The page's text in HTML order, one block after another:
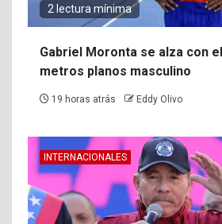
2 lectura mínima
Gabriel Moronta se alza con
metros planos masculino
19 horas atrás Eddy Olivo
INTERNACIONALES